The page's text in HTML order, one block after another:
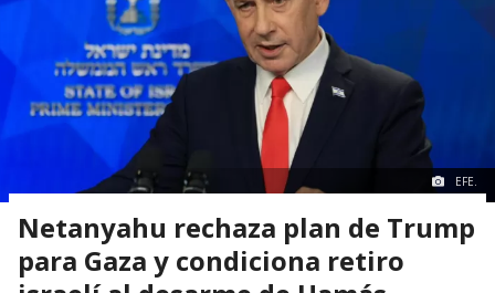
EFE.
Netanyahu rechaza plan de Trump
para Gaza y condiciona retiro